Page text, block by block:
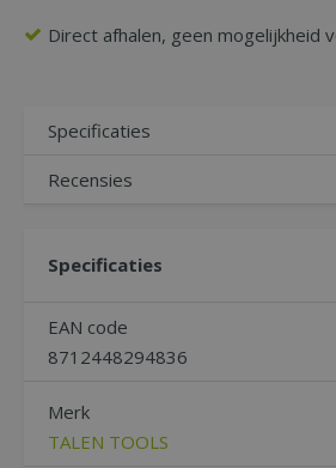
Direct afhalen, geen mogelijkheid
Specificaties
Recensies
Specificaties
EAN code
8712448294836
Merk
TALEN TOOLS